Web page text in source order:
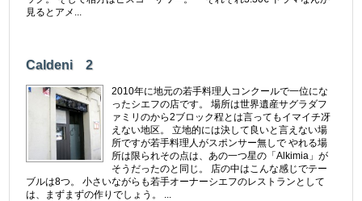
見るとアメ...
Caldeni 2
2010年に地元の若手料理人コンクールで一位にな
ったシエフの店です。 場所は世界遺産サグラダフ
ァミリのから2ブロック程とは言ってもイマイチ冴
えない地区。 立地的には決して良いと言えない場
所ですが若手料理人がスポンサー無しで やれる場
所は限られその点は、あの一つ星の「Alkimia」が
そうだったのと同じ。 店の中はこんな感じでテー
ブルは8つ。 小さいながらも若手オーナーシエフのレストランとして
は、まずまずの作りでしょう。 ...